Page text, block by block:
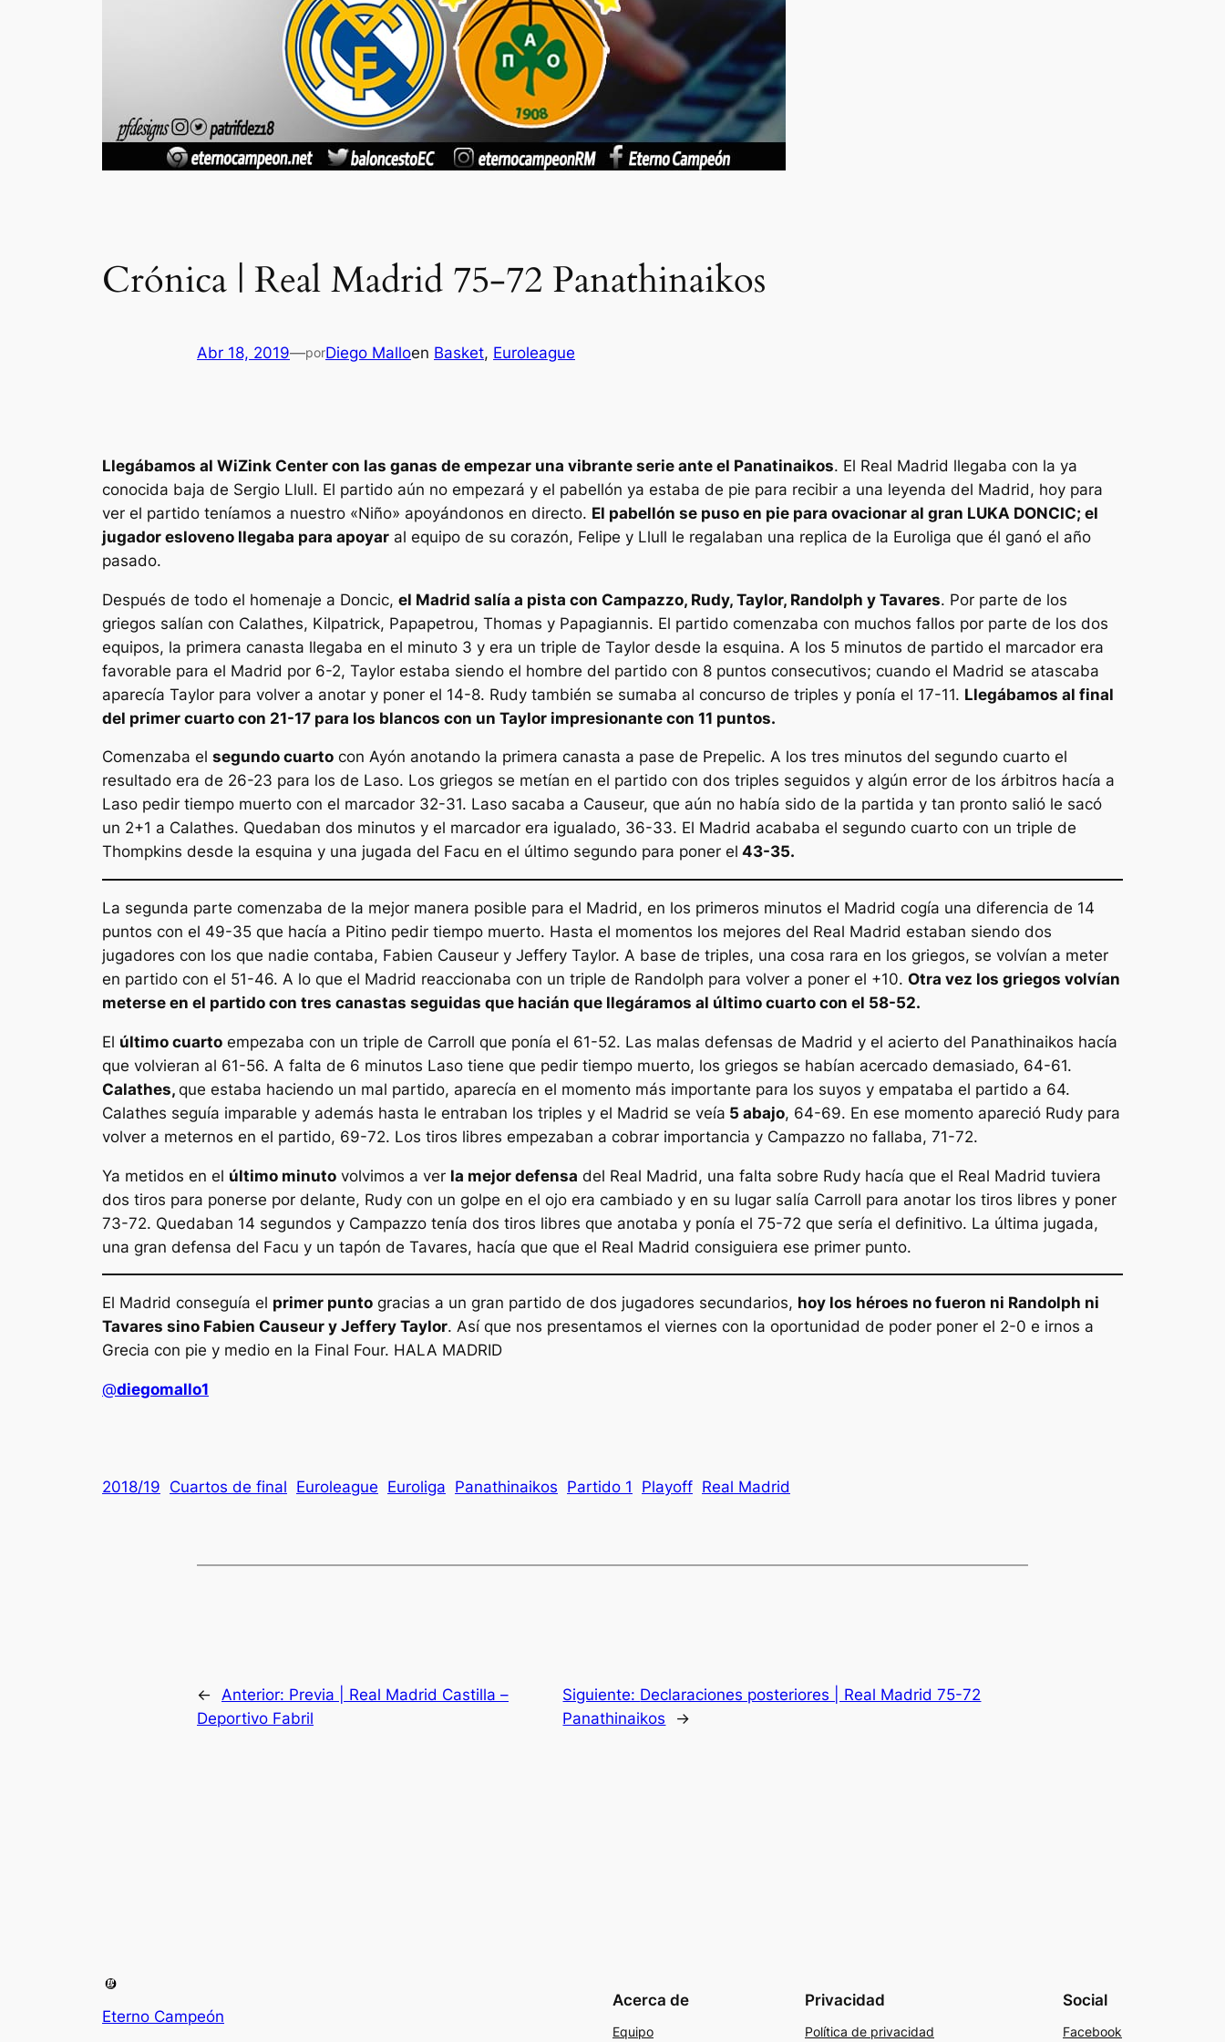
Crónica | Real Madrid 75-72 Panathinaikos
Abr 18, 2019—porDiego Malloen Basket, Euroleague
Llegábamos al WiZink Center con las ganas de empezar una vibrante serie ante el Panatinaikos. El Real Madrid llegaba con la ya
conocida baja de Sergio Llull. El partido aún no empezará y el pabellón ya estaba de pie para recibir a una leyenda del Madrid, hoy para
ver el partido teníamos a nuestro «Niño» apoyándonos en directo. El pabellón se puso en pie para ovacionar al gran LUKA DONCIC; el
jugador esloveno llegaba para apoyar al equipo de su corazón, Felipe y Llull le regalaban una replica de la Euroliga que él ganó el año
pasado.
Después de todo el homenaje a Doncic, el Madrid salía a pista con Campazzo, Rudy, Taylor, Randolph y Tavares. Por parte de los
griegos salían con Calathes, Kilpatrick, Papapetrou, Thomas y Papagiannis. El partido comenzaba con muchos fallos por parte de los dos
equipos, la primera canasta llegaba en el minuto 3 y era un triple de Taylor desde la esquina. A los 5 minutos de partido el marcador era
favorable para el Madrid por 6-2, Taylor estaba siendo el hombre del partido con 8 puntos consecutivos; cuando el Madrid se atascaba
aparecía Taylor para volver a anotar y poner el 14-8. Rudy también se sumaba al concurso de triples y ponía el 17-11. Llegábamos al final
del primer cuarto con 21-17 para los blancos con un Taylor impresionante con 11 puntos.
Comenzaba el segundo cuarto con Ayón anotando la primera canasta a pase de Prepelic. A los tres minutos del segundo cuarto el
resultado era de 26-23 para los de Laso. Los griegos se metían en el partido con dos triples seguidos y algún error de los árbitros hacía a
Laso pedir tiempo muerto con el marcador 32-31. Laso sacaba a Causeur, que aún no había sido de la partida y tan pronto salió le sacó
un 2+1 a Calathes. Quedaban dos minutos y el marcador era igualado, 36-33. El Madrid acababa el segundo cuarto con un triple de
Thompkins desde la esquina y una jugada del Facu en el último segundo para poner el 43-35.
La segunda parte comenzaba de la mejor manera posible para el Madrid, en los primeros minutos el Madrid cogía una diferencia de 14
puntos con el 49-35 que hacía a Pitino pedir tiempo muerto. Hasta el momentos los mejores del Real Madrid estaban siendo dos
jugadores con los que nadie contaba, Fabien Causeur y Jeffery Taylor. A base de triples, una cosa rara en los griegos, se volvían a meter
en partido con el 51-46. A lo que el Madrid reaccionaba con un triple de Randolph para volver a poner el +10. Otra vez los griegos volvían
meterse en el partido con tres canastas seguidas que hacián que llegáramos al último cuarto con el 58-52.
El último cuarto empezaba con un triple de Carroll que ponía el 61-52. Las malas defensas de Madrid y el acierto del Panathinaikos hacía
que volvieran al 61-56. A falta de 6 minutos Laso tiene que pedir tiempo muerto, los griegos se habían acercado demasiado, 64-61.
Calathes, que estaba haciendo un mal partido, aparecía en el momento más importante para los suyos y empataba el partido a 64.
Calathes seguía imparable y además hasta le entraban los triples y el Madrid se veía 5 abajo, 64-69. En ese momento apareció Rudy para
volver a meternos en el partido, 69-72. Los tiros libres empezaban a cobrar importancia y Campazzo no fallaba, 71-72.
Ya metidos en el último minuto volvimos a ver la mejor defensa del Real Madrid, una falta sobre Rudy hacía que el Real Madrid tuviera
dos tiros para ponerse por delante, Rudy con un golpe en el ojo era cambiado y en su lugar salía Carroll para anotar los tiros libres y poner
73-72. Quedaban 14 segundos y Campazzo tenía dos tiros libres que anotaba y ponía el 75-72 que sería el definitivo. La última jugada,
una gran defensa del Facu y un tapón de Tavares, hacía que que el Real Madrid consiguiera ese primer punto.
El Madrid conseguía el primer punto gracias a un gran partido de dos jugadores secundarios, hoy los héroes no fueron ni Randolph ni
Tavares sino Fabien Causeur y Jeffery Taylor. Así que nos presentamos el viernes con la oportunidad de poder poner el 2-0 e irnos a
Grecia con pie y medio en la Final Four. HALA MADRID
@diegomallo1
2018/19 Cuartos de final Euroleague Euroliga Panathinaikos Partido 1 Playoff Real Madrid
← Anterior: Previa | Real Madrid Castilla –
Deportivo Fabril
Siguiente: Declaraciones posteriores | Real Madrid 75-72
Panathinaikos
→
Eterno Campeón
Acerca de
Equipo
Privacidad
Política de privacidad
Social
Facebook